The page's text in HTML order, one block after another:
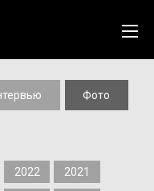
Фото
2022 2021